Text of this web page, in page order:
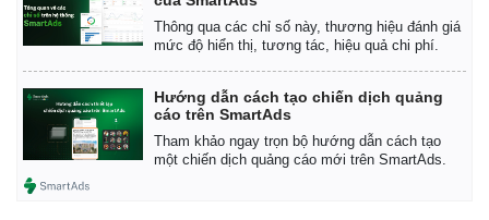
Thông qua các chỉ số này, thương hiệu đánh giá
mức độ hiển thị, tương tác, hiệu quả chi phí.
Hướng dẫn cách tạo chiến dịch quảng
cáo trên SmartAds
Tham khảo ngay trọn bộ hướng dẫn cách tạo
một chiến dịch quảng cáo mới trên SmartAds.